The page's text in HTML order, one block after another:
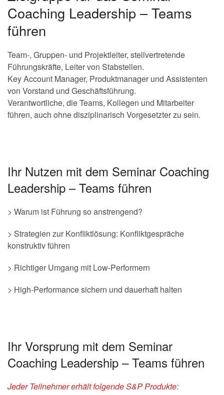
Coaching Leadership – Teams
führen
Team-, Gruppen- und Projektleiter, stellvertretende
Führungskräfte, Leiter von Stabstellen.
Key Account Manager, Produktmanager und Assistenten
von Vorstand und Geschäftsführung.
Verantwortliche, die Teams, Kollegen und Mitarbeiter
führen, auch ohne disziplinarisch Vorgesetzter zu sein.
Ihr Nutzen mit dem Seminar Coaching
Leadership – Teams führen
> Warum ist Führung so anstrengend?
> Strategien zur Konfliktlösung: Konfliktgespräche
konstruktiv führen
> Richtiger Umgang mit Low-Performern
> High-Performance sichern und dauerhaft halten
Ihr Vorsprung mit dem Seminar
Coaching Leadership – Teams führen
Jeder Teilnehmer erhält folgende S&P Produkte: